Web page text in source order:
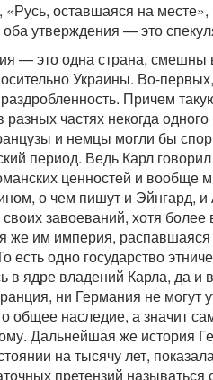
оставшаяся на месте»,
утверждения — это
— это одна страна, смешны
Украины. Во-первых,
Причем
частях некогда
и немцы могли бы
период. Ведь Карл
ценностей и вообще
о чем пишут и Эйнгард,
завоеваний, хотя
же им империя, распавшаяся
одно государство
в ядре владений Карла, да
ни Германия не могут
общее наследие, а значит
Дальнейшая же история
на тысячу лет,
претензий называться